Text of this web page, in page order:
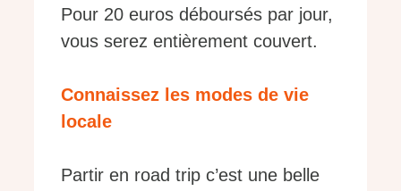
Pour 20 euros déboursés par jour,
vous serez entièrement couvert.
Connaissez les modes de vie
locale
Partir en road trip c’est une belle